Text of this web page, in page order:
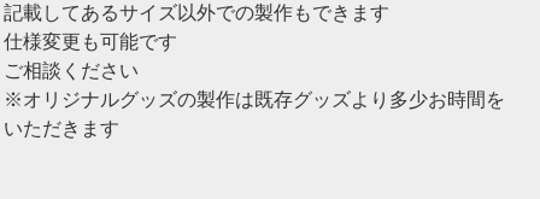
記載してあるサイズ以外での製作もできます
仕様変更も可能です
ご相談ください
※オリジナルグッズの製作は既存グッズより多少お時間を
いただきます